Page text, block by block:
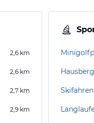
2,6 km
2,6 km
2,7 km
2,9 km
Skifahren